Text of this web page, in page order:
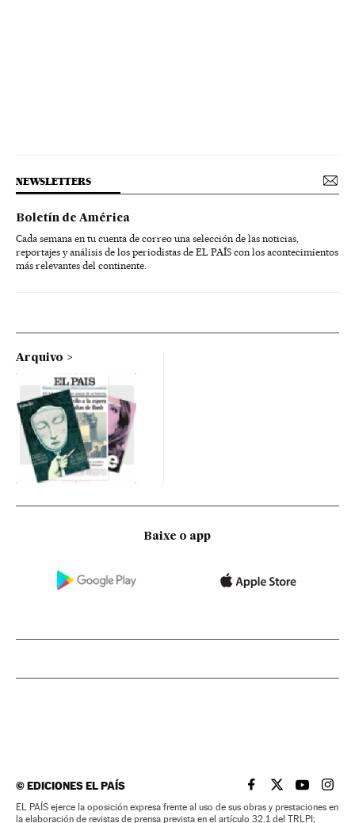
NEWSLETTERS
Boletín de América
Cada semana en tu cuenta de correo una selección de las noticias,
reportajes y análisis de los periodistas de EL PAÍS con los acontecimientos
más relevantes del continente.
Arquivo
Baixe o app
©EDICIONES EL PAÍS EL PAÍS BRASIL EN
EL PAÍSEL PAÍS
EL
EL PAÍS ejerce la oposición expresa frente al uso de sus obras y prestaciones en
la elaboración de revistas de prensa prevista en el artículo 32.1 del TRLPI;